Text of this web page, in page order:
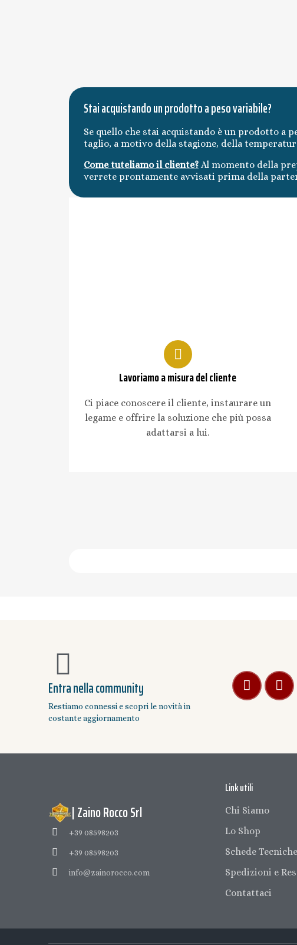
Stai acquistando un prodotto a peso variabile?
Se quello che stai acquistando è un prodotto a
taglio, a motivo della stagione, della
Come tuteliamo il cliente? Al momento della
verrete prontamente avvisati prima della
Lavoriamo a misura del cliente
Ci piace conoscere il cliente, instaurare un
legame e offrire la soluzione che più possa
adattarsi a lui.
Entra nella community
Restiamo connessi e scopri le novità in
costante aggiornamento
| Zaino Rocco Srl
+39 08598203
+39 08598203
info@zainorocco.com
Link utili
Chi Siamo
Lo Shop
Schede Tecniche
Spedizioni e
Contattaci